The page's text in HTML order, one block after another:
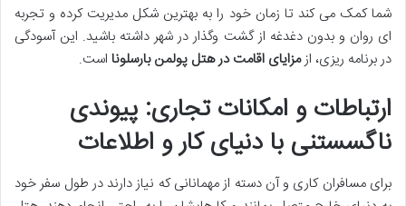
شما کمک می کند تا زمان خود را به بهترین شکل مدیریت کرده و تجربه
ای روان و بدون دغدغه از گشت وگذار در شهر داشته باشید. این آسودگی
در برنامه ریزی، ازمزایای اقامت در هتل پولمن بارسلونا است.
ارتباطات و امکانات تجاری: پیوندی
ناگسستنی با دنیای کار و اطلاعات
برای مسافران کاری و آن دسته از مهمانانی که نیاز دارند در طول سفر خود